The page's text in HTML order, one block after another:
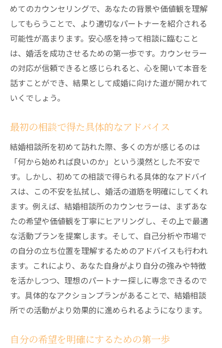
実際の出会いでの第一印象の大切さ
イベントを通じた人脈の広げ方
出会いから成婚までの流れ
実際の体験談に学ぶ結婚相談所の活用法
成功者が語るリアルなエピソード
相談所利用者の成功と失敗
具体的な成婚事例の紹介
経験談から学ぶ心得
過去の成功体験を活かす方法
信頼関係を築く結婚相談所のカウンセラーとの
交流
綿密なコミュニケーションの重要性
カウンセラーとの信頼構築法
相談所との長期的な関係の築き方
カウンセラーから学んだ貴重な教え
信頼関係の維持と発展
カウンセラーとの相性を知る方法
成功事例から見る結婚相談所の秘訣
成功者の習慣と心構え
めてのカウンセリングで、あなたの背景や価値観を理解
してもらうことで、より適切なパートナーを紹介される
可能性が高まります。安心感を持って相談に臨むこと
は、婚活を成功させるための第一歩です。カウンセラー
の対応が信頼できると感じられると、心を開いて本音を
話すことができ、結果として成婚に向けた道が開かれて
いくでしょう。
最初の相談で得た具体的なアドバイス
結婚相談所を初めて訪れた際、多くの方が感じるのは
「何から始めれば良いのか」という漠然とした不安で
す。しかし、初めての相談で得られる具体的なアドバイ
スは、この不安を払拭し、婚活の道筋を明確にしてくれ
ます。例えば、結婚相談所のカウンセラーは、まずあな
たの希望や価値観を丁寧にヒアリングし、その上で最適
な活動プランを提案します。そして、自己分析や市場で
の自分の立ち位置を理解するためのアドバイスも行われ
ます。これにより、あなた自身がより自分の強みや特徴
を活かしつつ、理想のパートナー探しに専念できるので
す。具体的なアクションプランがあることで、結婚相談
所での活動がより効果的に進められるようになります。
自分の希望を明確にするための第一歩